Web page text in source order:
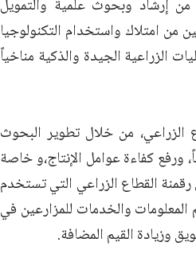
إرشاد وبحوث علمية والتمويل
امتلاك واستخدام التكنولوجيا
الزراعية الجيدة والذكية مناخياً
الزراعي، من خلال تطوير البحوث
ورفع كفاءة عوامل الإنتاج،و خاصة
القطاع الزراعي التي تستخدم
المعلومات والخدمات للمزارعين في
وزيادة القيم المضافة.